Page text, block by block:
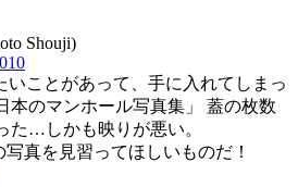
Shouji)
いことがあって、手に入れてしまっ
本のマンホール写真集」 蓋の枚数
た…しかも映りが悪い。
写真を見習ってほしいものだ！